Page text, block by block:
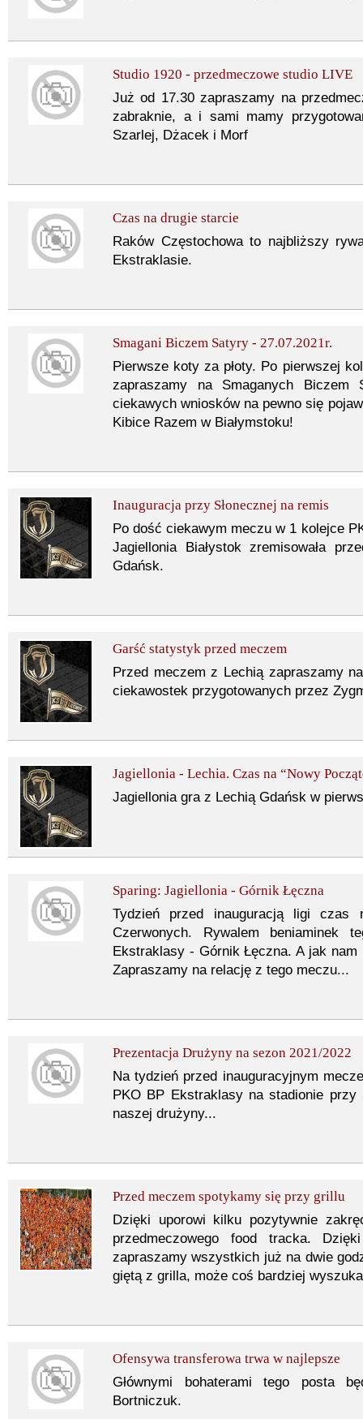
Studio 1920 - przedmeczowe studio LIVE
Już od 17.30 zapraszamy na
zabraknie, a i sami mamy
Szarlej, Dżacek i Morf
Czas na drugie starcie
Raków Częstochowa to najbliższy
Ekstraklasie.
Smagani Biczem Satyry - 27.07.2021r.
Pierwsze koty za płoty. Po pierwszej
zapraszamy na Smaganych
ciekawych wniosków na pewno się
Kibice Razem w Białymstoku!
Inauguracja przy Słonecznej na remis
Po dość ciekawym meczu w 1 kolejce
Jagiellonia Białystok zremisowała
Gdańsk.
Garść statystyk przed meczem
Przed meczem z Lechią zapraszamy
ciekawostek przygotowanych przez
Jagiellonia - Lechia. Czas na “Nowy
Jagiellonia gra z Lechią Gdańsk w
Sparing: Jagiellonia - Górnik Łęczna
Tydzień przed inauguracją ligi czas
Czerwonych. Rywalem beniaminek
Ekstraklasy - Górnik Łęczna. A jak
Zapraszamy na relację z tego meczu...
Prezentacja Drużyny na sezon 2021/2022
Na tydzień przed inauguracyjnym
PKO BP Ekstraklasy na stadionie przy
naszej drużyny...
Przed meczem spotykamy się przy grillu
Dzięki uporowi kilku pozytywnie
przedmeczowego food tracka.
zapraszamy wszystkich już na dwie
giętą z grilla, może coś bardziej
Ofensywa transferowa trwa w najlepsze
Głównymi bohaterami tego posta
Bortniczuk.